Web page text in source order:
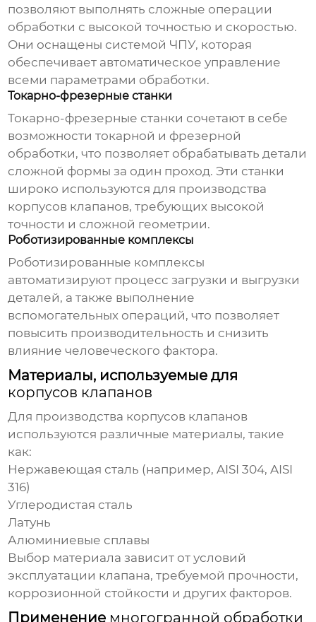
позволяют выполнять сложные операции
обработки с высокой точностью и скоростью.
Они оснащены системой ЧПУ, которая
обеспечивает автоматическое управление
всеми параметрами обработки.
Токарно-фрезерные станки
Токарно-фрезерные станки сочетают в себе
возможности токарной и фрезерной
обработки, что позволяет обрабатывать детали
сложной формы за один проход. Эти станки
широко используются для производства
корпусов клапанов, требующих высокой
точности и сложной геометрии.
Роботизированные комплексы
Роботизированные комплексы
автоматизируют процесс загрузки и выгрузки
деталей, а также выполнение
вспомогательных операций, что позволяет
повысить производительность и снизить
влияние человеческого фактора.
Материалы, используемые для
корпусов клапанов
Для производства корпусов клапанов
используются различные материалы, такие
как:
Нержавеющая сталь (например, AISI 304, AISI
316)
Углеродистая сталь
Латунь
Алюминиевые сплавы
Выбор материала зависит от условий
эксплуатации клапана, требуемой прочности,
коррозионной стойкости и других факторов.
Применение многогранной обработки